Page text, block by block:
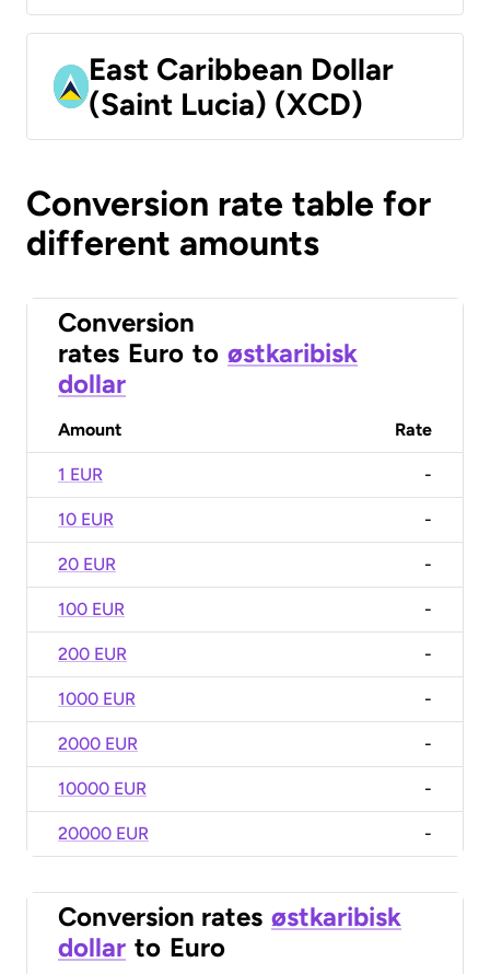
East Caribbean Dollar
(Saint Lucia) (XCD)
Conversion rate table for
different amounts
Conversion
rates Euro to østkaribisk
dollar
Amount Rate
1 EUR -
10 EUR -
20 EUR -
100 EUR -
200 EUR -
1000 EUR -
2000 EUR -
10000 EUR -
20000 EUR -
Conversion rates østkaribisk
dollar to Euro